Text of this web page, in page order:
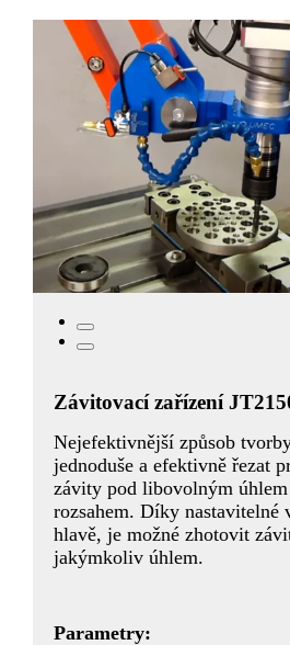
Závitovací zařízení
Nejefektivnější způsob
jednoduše a efektivně řezat
závity pod libovolným
rozsahem. Díky nastavitelné
hlavě, je možné zhotovit
jakýmkoliv úhlem.
Parametry: